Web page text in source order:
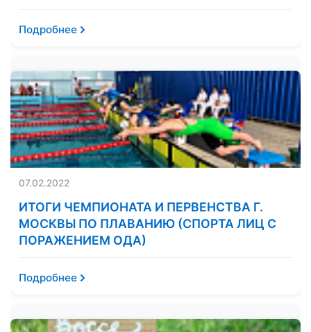
Подробнее
07.02.2022
ИТОГИ ЧЕМПИОНАТА И ПЕРВЕНСТВА Г.
МОСКВЫ ПО ПЛАВАНИЮ (СПОРТА ЛИЦ С
ПОРАЖЕНИЕМ ОДА)
Подробнее